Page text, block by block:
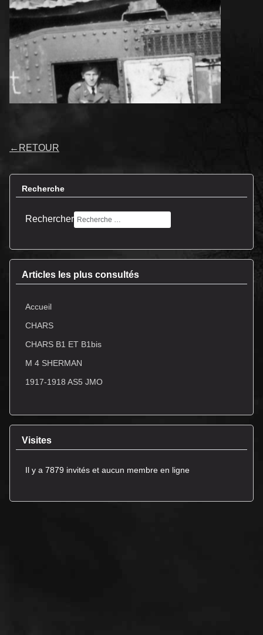
← RETOUR
Recherche
Rechercher
Articles les plus consultés
Accueil
CHARS
CHARS B1 ET B1bis
M 4 SHERMAN
1917-1918 AS5 JMO
Visites
Il y a 7879 invités et aucun membre en ligne